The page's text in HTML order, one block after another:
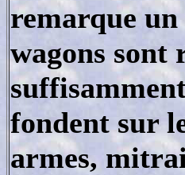
remarque un
wagons sont
fondent sur
armes,